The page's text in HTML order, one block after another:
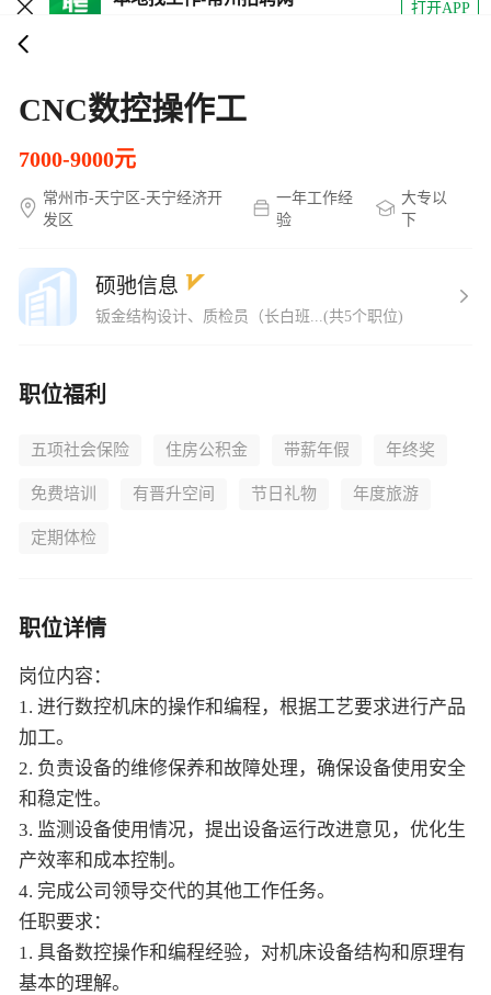
CNC数控操作工
7000-9000元
常州市-天宁区-天宁经济开
发区
一年工作经
验
大专以
下
硕驰信息
钣金结构设计、质检员（长白班...(共5个职位)
职位福利
五项社会保险 住房公积金 带薪年假 年终奖
免费培训 有晋升空间 节日礼物 年度旅游
定期体检
职位详情
岗位内容：
1. 进行数控机床的操作和编程，根据工艺要求进行产品
加工。
2. 负责设备的维修保养和故障处理，确保设备使用安全
和稳定性。
3. 监测设备使用情况，提出设备运行改进意见，优化生
产效率和成本控制。
4. 完成公司领导交代的其他工作任务。
任职要求：
1. 具备数控操作和编程经验，对机床设备结构和原理有
基本的理解。